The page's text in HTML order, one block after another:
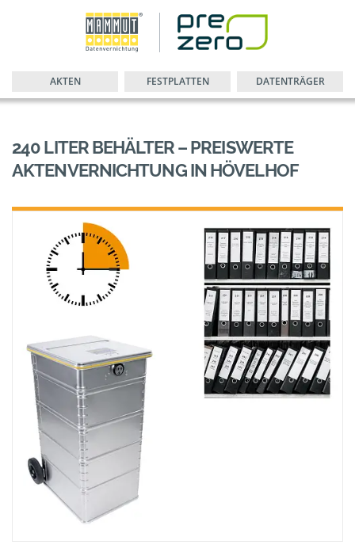
AKTEN FESTPLATTEN DATENTRÄGER
240 LITER BEHÄLTER – PREISWERTE
AKTENVERNICHTUNG IN HÖVELHOF